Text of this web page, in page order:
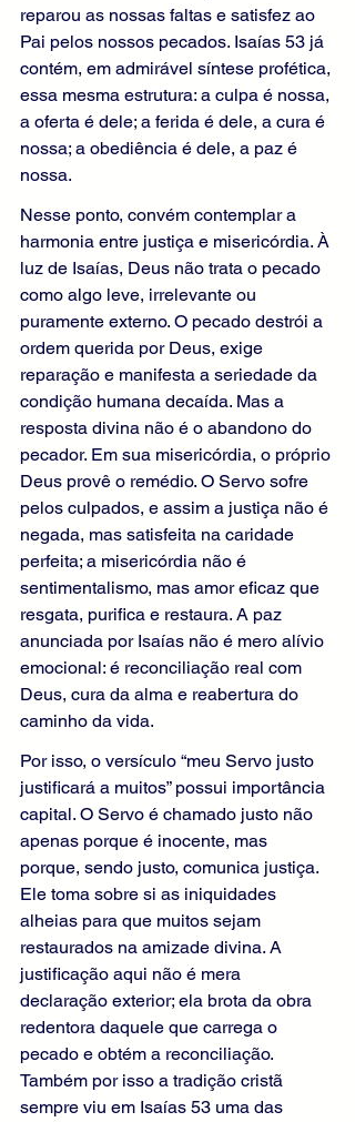
reparou as nossas faltas e satisfez ao
Pai pelos nossos pecados. Isaías 53 já
contém, em admirável síntese profética,
essa mesma estrutura: a culpa é nossa,
a oferta é dele; a ferida é dele, a cura é
nossa; a obediência é dele, a paz é
nossa.
Nesse ponto, convém contemplar a
harmonia entre justiça e misericórdia. À
luz de Isaías, Deus não trata o pecado
como algo leve, irrelevante ou
puramente externo. O pecado destrói a
ordem querida por Deus, exige
reparação e manifesta a seriedade da
condição humana decaída. Mas a
resposta divina não é o abandono do
pecador. Em sua misericórdia, o próprio
Deus provê o remédio. O Servo sofre
pelos culpados, e assim a justiça não é
negada, mas satisfeita na caridade
perfeita; a misericórdia não é
sentimentalismo, mas amor eficaz que
resgata, purifica e restaura. A paz
anunciada por Isaías não é mero alívio
emocional: é reconciliação real com
Deus, cura da alma e reabertura do
caminho da vida.
Por isso, o versículo “meu Servo justo
justificará a muitos” possui importância
capital. O Servo é chamado justo não
apenas porque é inocente, mas
porque, sendo justo, comunica justiça.
Ele toma sobre si as iniquidades
alheias para que muitos sejam
restaurados na amizade divina. A
justificação aqui não é mera
declaração exterior; ela brota da obra
redentora daquele que carrega o
pecado e obtém a reconciliação.
Também por isso a tradição cristã
sempre viu em Isaías 53 uma das